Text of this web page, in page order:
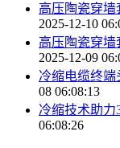
高压陶瓷穿
2025-12-10
高压陶瓷穿
2025-12-09
冷缩电缆终端
08 06:08:13
冷缩技术助力
06:08:26